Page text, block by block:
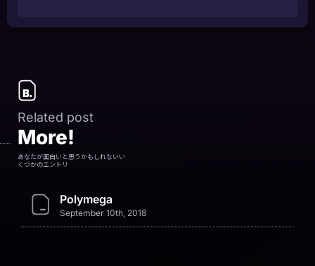
Related post
More!
あなたが面白いと思うかもしれないい
くつかのエントリ
Polymega
September 10th, 2018